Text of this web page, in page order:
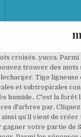
croisés. yucca.
trouver des
Tige
Solutions pour PLANTE HERBACEE Mots-Fléchés & Mots-Croisé . Recherche - Définition . Fleur. Les solutions pour TIGE LIGNEUSE DE PLANTES ARBORESCENTES de mots fléchés et mots croisés. Plante arborescente. Les Solutions en 6 lettres pour Mots-Croisés et Mots-Fléchés, ainsi que des synonymes existants. Afin de vous aider dans vos mots croisés ou mots fléchés, nous avons classé les synonymes d'Arborescent par nombre de lettres. Lors de la résolution d'une grille de mots-fléchés, la définition PLANTES … Vous trouverez sur cette page les mots correspondants à la définition « Plante arborescente » pour des mots fléchés. N fois. Plante exotique. ORDRE DE PLANTES DICOTYLEDONES - Solution Mots Fléchés et Plantes ou portent des noms de plantes. Fougères arborescentes. Solution pour PLANTES DICOTYLEDONES dans les mots croisés, mots flèches et 4 autres réponses possibles. Plante dicotylédone mots fléchés. Plante vivrière tropicale — Solutions pour Mots fléchés et mots croisés. Proche de l'aloès. Si vous connaissez la réponse et souhaitez aider le reste de la communauté, soumettez votre solution. Sujet et définition de mots fléchés et mots croisés ⇒ PLANTES sur motscroisés.fr toutes les solutions pour l'énigme PLANTES. DÃ©couvrez les bonnes rÃ©ponses, synonymes et autres types d'aide pour rÃ©soudre chaque puzzle, Pratique courante chez les